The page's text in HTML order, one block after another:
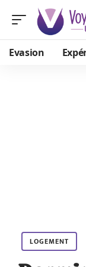
Evasion
LOGEMENT